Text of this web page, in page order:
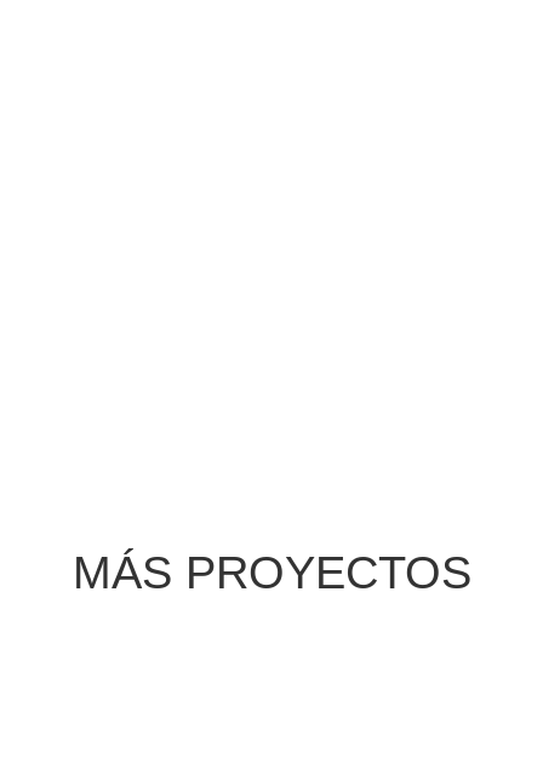
MÁS PROYECTOS